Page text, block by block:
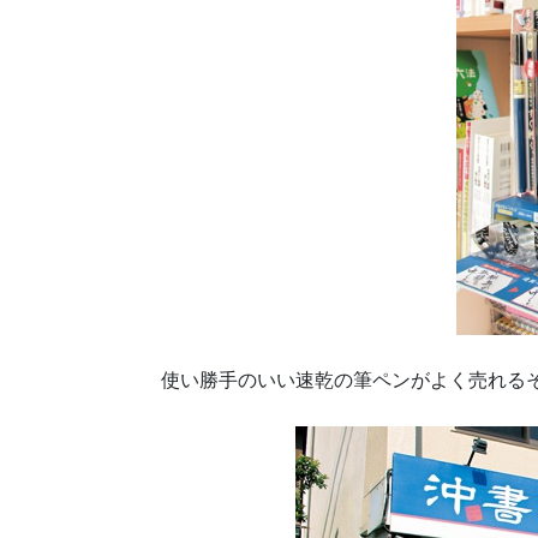
使い勝手のいい速乾の筆ペンがよく売れる